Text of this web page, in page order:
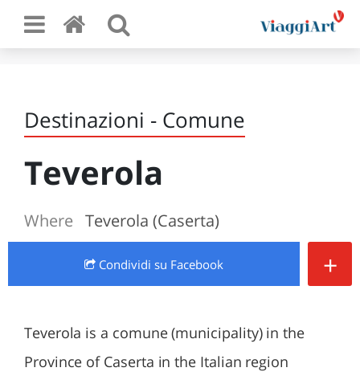
Destinazioni - Comune
Teverola
Where Teverola (Caserta)
Condividi su Facebook +
Teverola is a comune (municipality) in the
Province of Caserta in the Italian region